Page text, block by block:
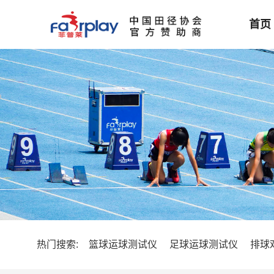
首页
热门搜索: 篮球运球测试仪 足球运球测试仪 排球